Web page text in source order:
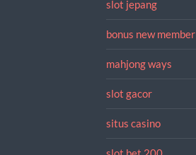
slot jepang
bonus new member
mahjong ways
slot gacor
situs casino